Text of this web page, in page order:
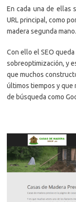
En cada una de ellas
URL principal, como
madera segunda mano.
Con ello el SEO
sobreoptimización, y
que muchos
últimos tiempos y que
de búsqueda como